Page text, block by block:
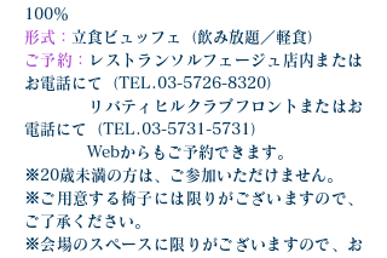
100％
形式： 立食ビュッフェ（飲み放題／軽食）
ご予約： レストランソルフェージュ店内または
お電話にて（TEL.03-5726-8320）
リバティヒルクラブフロントまたはお
電話にて（TEL.03-5731-5731）
Webからもご予約できます。
※20歳未満の方は、ご参加いただけません。
※ご用意する椅子には限りがございますので、
ご了承ください。
※会場のスペースに限りがございますので、お